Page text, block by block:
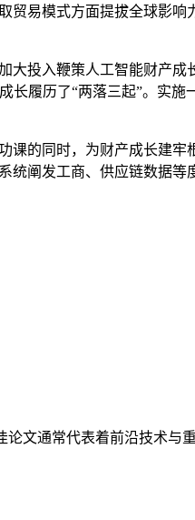
易模式方面提拔全球影
投入鞭策人工智能财产成
履历了“两落三起”。实
的同时，为财产成长建牢
阐发工商、供应链数据等
文通常代表着前沿技术与